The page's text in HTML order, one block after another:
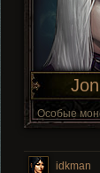
Особые
idkman